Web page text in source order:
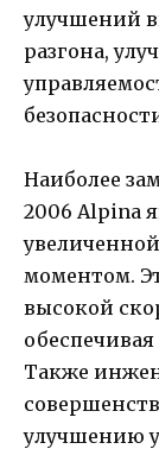
улучшений
разгона,
Наиболее
2006 Alpina
моментом.
высокой
Также
улучшению